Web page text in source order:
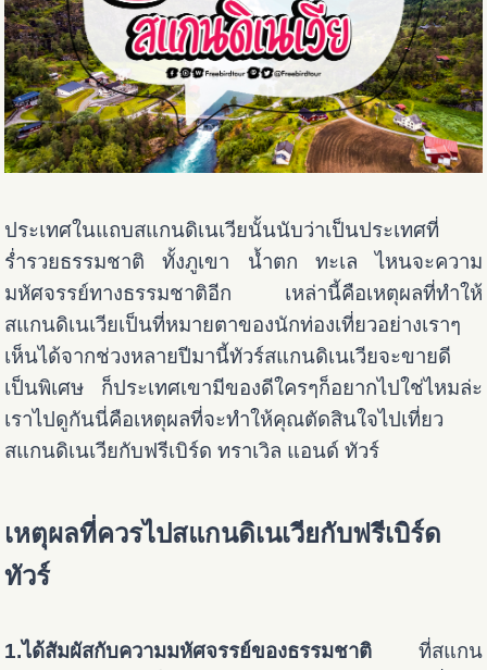
ประเทศในแถบสแกนดิเนเวียนั้นนับว่าเป็นประเทศที่
ร่ำรวยธรรมชาติ ทั้งภูเขา น้ำตก ทะเล ไหนจะความ
มหัศจรรย์ทางธรรมชาติอีก เหล่านี้คือเหตุผลที่ทำให้
สแกนดิเนเวียเป็นที่หมายตาของนักท่องเที่ยวอย่างเราๆ
เห็นได้จากช่วงหลายปีมานี้ทัวร์สแกนดิเนเวียจะขายดี
เป็นพิเศษ ก็ประเทศเขามีของดีใครๆก็อยากไปใช่ไหมล่ะ
เราไปดูกันนี่คือเหตุผลที่จะทำให้คุณตัดสินใจไปเที่ยว
สแกนดิเนเวียกับฟรีเบิร์ด ทราเวิล แอนด์ ทัวร์
เหตุผลที่ควรไปสแกนดิเนเวียกับฟรีเบิร์ด
ทัวร์
1.ได้สัมผัสกับความมหัศจรรย์ของธรรมชาติ ที่สแกน